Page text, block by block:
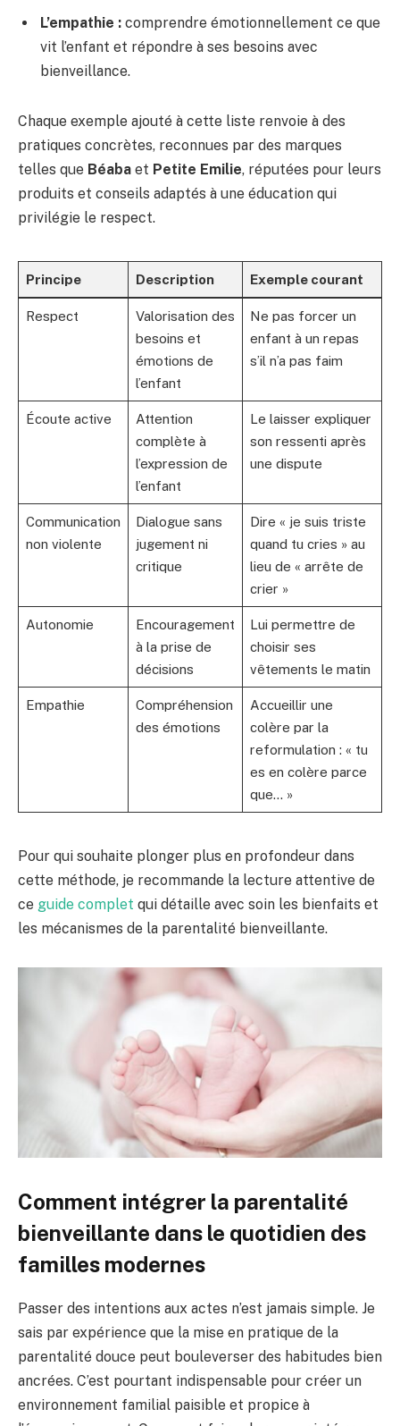
L’empathie : comprendre émotionnellement ce que
vit l’enfant et répondre à ses besoins avec
bienveillance.
Chaque exemple ajouté à cette liste renvoie à des
pratiques concrètes, reconnues par des marques
telles que Béaba et Petite Emilie, réputées pour leurs
produits et conseils adaptés à une éducation qui
privilégie le respect.
Principe Description Exemple courant
Respect
Valorisation des
besoins et
émotions de
l’enfant
Ne pas forcer un
enfant à un repas
s’il n’a pas faim
Écoute active
Attention
complète à
l’expression de
l’enfant
Le laisser expliquer
son ressenti après
une dispute
Communication
non violente
Dialogue sans
jugement ni
critique
Dire « je suis triste
quand tu cries » au
lieu de « arrête de
crier »
Autonomie
Encouragement
à la prise de
décisions
Lui permettre de
choisir ses
vêtements le matin
Empathie
Compréhension
des émotions
Accueillir une
colère par la
reformulation : « tu
es en colère parce
que… »
Pour qui souhaite plonger plus en profondeur dans
cette méthode, je recommande la lecture attentive de
ce guide complet qui détaille avec soin les bienfaits et
les mécanismes de la parentalité bienveillante.
Comment intégrer la parentalité
bienveillante dans le quotidien des
familles modernes
Passer des intentions aux actes n’est jamais simple. Je
sais par expérience que la mise en pratique de la
parentalité douce peut bouleverser des habitudes bien
ancrées. C’est pourtant indispensable pour créer un
environnement familial paisible et propice à